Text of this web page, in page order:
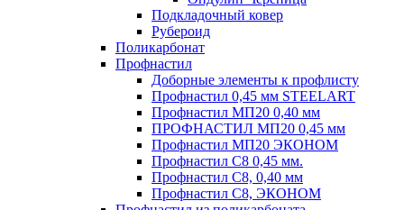
Подкладочный ковер
Рубероид
Поликарбонат
Профнастил
Доборные элементы к профлисту
Профнастил 0,45 мм STEELART
Профнастил МП20 0,40 мм
ПРОФНАСТИЛ МП20 0,45 мм
Профнастил МП20 ЭКОНОМ
Профнастил С8 0,45 мм.
Профнастил С8, 0,40 мм
Профнастил С8, ЭКОНОМ